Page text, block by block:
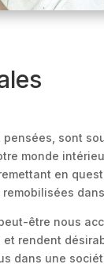
sont
monde
en
être nous
rendent
dans une